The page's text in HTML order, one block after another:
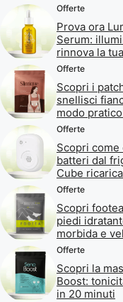
Offerte
Prova ora
Serum:
rinnova la
Offerte
Scopri i
snellisci
modo
Offerte
Scopri
batteri dal
Cube
Offerte
Scopri
piedi
morbida e
Offerte
Scopri la
Boost:
in 20 minuti